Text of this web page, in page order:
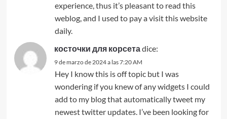
experience, thus it’s pleasant to read this
weblog, and I used to pay a visit this website
daily.
косточки для корсетаdice:
9 de marzo de 2024 a las 7:20 AM
Hey I know this is off topic but I was
wondering if you knew of any widgets I could
add to my blog that automatically tweet my
newest twitter updates. I’ve been looking for